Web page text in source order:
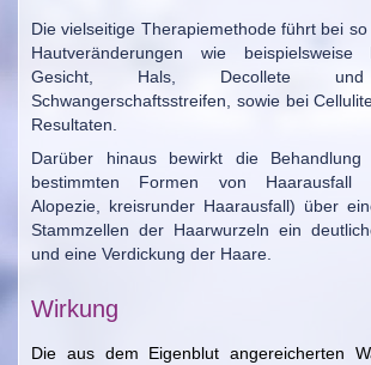
Die vielseitige Therapiemethode führt bei
Hautveränderungen wie beispielsweise
Gesicht, Hals, Decollete und
Schwangerschaftsstreifen, sowie bei
Resultaten.
Darüber hinaus bewirkt die Behandlung
bestimmten Formen von Haarausfall
Alopezie, kreisrunder Haarausfall) über
Stammzellen der Haarwurzeln ein
und eine Verdickung der Haare.
Wirkung
Die aus dem Eigenblut angereicherten